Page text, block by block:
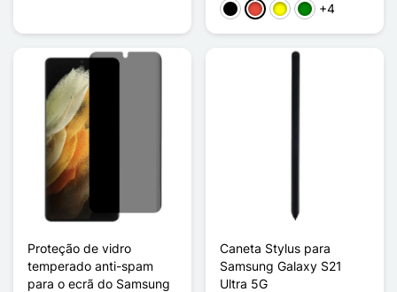
PretoVermelho
AmareloVerde
+4
Proteção de vidro
temperado anti-spam
para o ecrã do Samsung
Caneta Stylus para
Samsung Galaxy S21
Ultra 5G